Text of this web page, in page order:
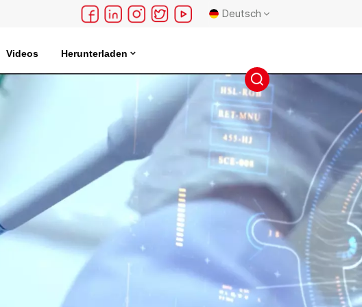
Deutsch
English
français
русский
español
português
日本語
Videos Herunterladen